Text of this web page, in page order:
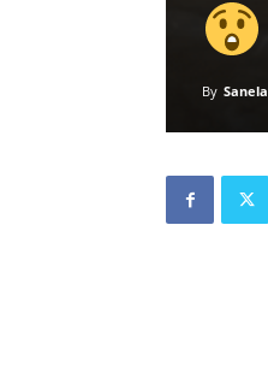
By Sanela